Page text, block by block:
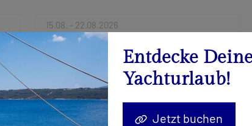
15.08. - 22.08.2026
Anfrage senden
29.08. - 05.09.2026
Anfrage senden
Entdecke
Yachturlaub!
Jetzt buchen